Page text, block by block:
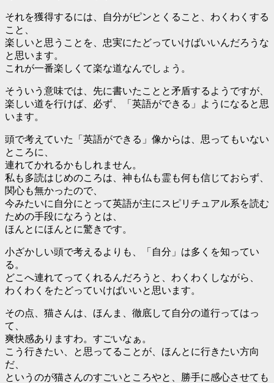
それを獲得するには、自分がピンとくること、わくわくする
こと、
楽しいと思うことを、忠実にたどっていけばいいんだろうな
と思います。
これが一番楽しくて楽な道なんでしょう。
そういう意味では、先に書いたことと矛盾するようですが、
楽しい道を行けば、必ず、「英語ができる」ようになると思
います。
頭で考えていた「英語ができる」像からは、思ってもいない
ところに、
連れてかれるかもしれません。
私も多読はじめのころは、神も仏も霊も何も信じておらず、
関心も無かったので、
今みたいに自分にとって英語が主にスピリチュアル系を読む
ための手段になろうとは、
ほんとにほんとに驚きです。
小ざかしい頭で考えるよりも、「自分」は多くを知ってい
る。
どこへ連れてってくれるんだろうと、わくわくしながら、
わくわくをたどっていけばいいと思います。
その点、猫さんは、ほんま、徹底して自分の道行ってはっ
て、
爽快感ありますわ。すごいなぁ。
こう行きたい、と思ってることが、ほんとに行きたい方向
だ、
というのが猫さんのすごいところやと、勝手に感心させても